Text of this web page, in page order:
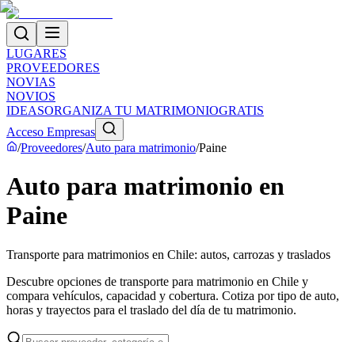
LUGARES
PROVEEDORES
NOVIAS
NOVIOS
IDEASORGANIZA TU MATRIMONIOGRATIS
Acceso Empresas
/Proveedores/Auto para matrimonio/Paine
Auto para matrimonio en
Paine
Transporte para matrimonios en Chile: autos, carrozas y traslados
Descubre opciones de transporte para matrimonio en Chile y
compara vehículos, capacidad y cobertura. Cotiza por tipo de auto,
horas y trayectos para el traslado del día de tu matrimonio.